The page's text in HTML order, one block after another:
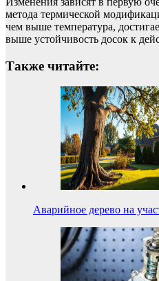
метода термической
чем выше температура,
выше устойчивость досок к
Также читайте:
Аварийное дерево на